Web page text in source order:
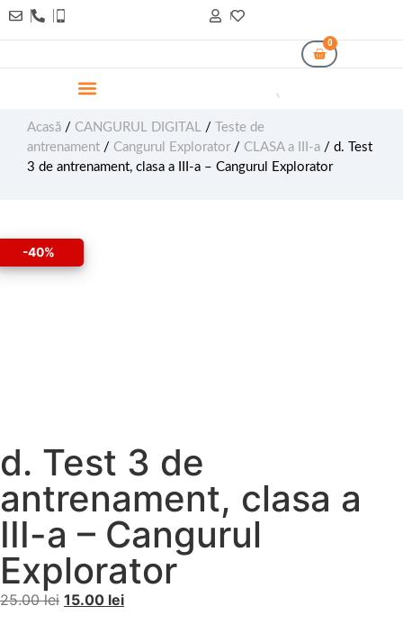
0
Acasă / CANGURUL DIGITAL /
Teste de
antrenament / Cangurul Explorator / CLASA a III-a / d. Test
3 de antrenament, clasa a III-a – Cangurul Explorator
-40%
d. Test 3 de
antrenament, clasa a
III-a – Cangurul
Explorator
25.00lei 15.00 lei